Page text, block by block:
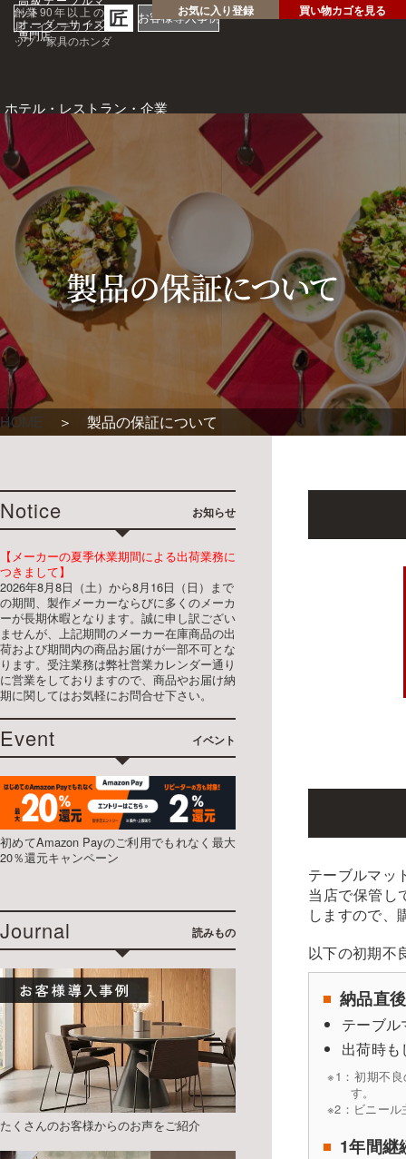
創業90年以上の家
具・インテリアショ
ップ 家具のホンダ
ット
オーダーサイズ
専門店
匠 お客様導入事例
ホテル・レストラン・企業
様の大事なテーブルを傷・
汚れから守る！
サン
プル
請求
1mm
単位
オー
ダー
サイ
ズ
見積
請求
書対
応
ご注文・ご
質問はお気
軽にどうぞ
0120-46-
5054
netjigyoubu@seneso.jp
受付時間：
18:30
お気に入り登録 買い物カゴを見る
HOME ＞ 製品の保証について
テーブルマッ
当店で保管し
しますので、
以下の初期不
納品直
テーブ
出荷時
※1：初期不
す。
※2：ビニール
1年間継
Notice お知らせ
【メーカーの夏季休業期間による出荷業務に
つきまして】
2026年8月8日（土）から8月16日（日）まで
の期間、製作メーカーならびに多くのメーカ
ーが長期休暇となります。誠に申し訳ござい
ませんが、上記期間のメーカー在庫商品の出
荷および期間内の商品お届けが一部不可とな
ります。受注業務は弊社営業カレンダー通り
に営業をしておりますので、商品やお届け納
期に関してはお気軽にお問合せ下さい。
Event イベント
初めてAmazon Payのご利用でもれなく最大
20％還元キャンペーン
Journal 読みもの
たくさんのお客様からのお声をご紹介